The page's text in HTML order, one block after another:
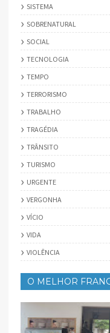
SISTEMA
SOBRENATURAL
SOCIAL
TECNOLOGIA
TEMPO
TERRORISMO
TRABALHO
TRAGÉDIA
TRÂNSITO
TURISMO
URGENTE
VERGONHA
VÍCIO
VIDA
VIOLÊNCIA
O MELHOR